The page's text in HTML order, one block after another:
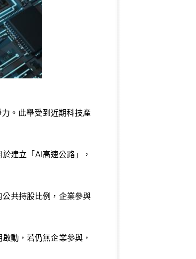
。此舉受到近期科技產
建立「AI高速公路」，
共持股比例，企業參與
動，若仍無企業參與，